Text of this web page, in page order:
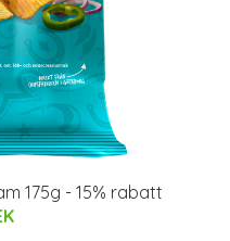
175g - 15% rabatt